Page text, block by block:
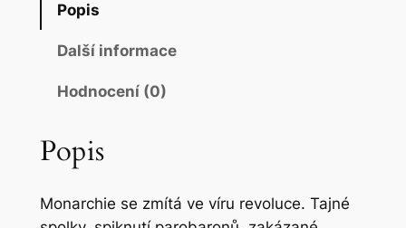
Popis
Další informace
Hodnocení (0)
Popis
Monarchie se zmítá ve víru revoluce. Tajné